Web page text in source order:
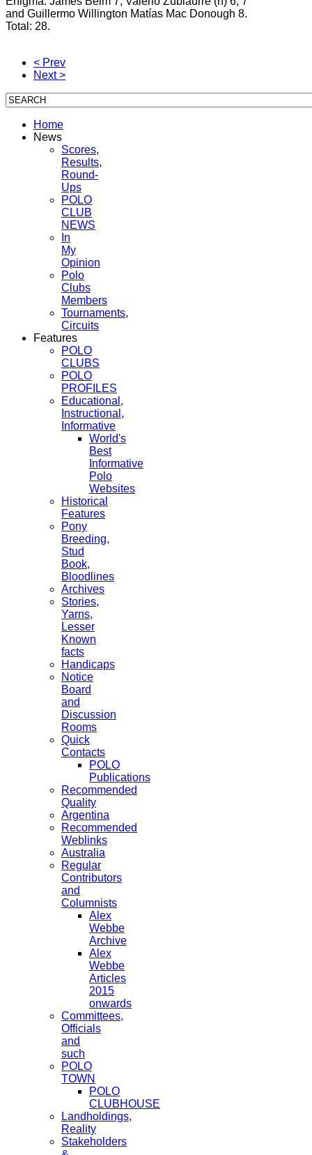
and Guillermo Willington Matías Mac Donough 8.
Total: 28.
< Prev
Next >
Home
News
Scores,
Results,
Round-
Ups
POLO
CLUB
NEWS
In
My
Opinion
Polo
Clubs
Members
Tournaments,
Circuits
Features
POLO
CLUBS
POLO
PROFILES
Educational,
Instructional,
Informative
World's
Best
Informative
Polo
Websites
Historical
Features
Pony
Breeding,
Stud
Book,
Bloodlines
Archives
Stories,
Yarns,
Lesser
Known
facts
Handicaps
Notice
Board
and
Discussion
Rooms
Quick
Contacts
POLO
Publications
Recommended
Quality
Argentina
Recommended
Weblinks
Australia
Regular
Contributors
and
Columnists
Alex
Webbe
Archive
Alex
Webbe
Articles
2015
onwards
Committees,
Officials
and
such
POLO
TOWN
POLO
CLUBHOUSE
Landholdings,
Reality
Stakeholders